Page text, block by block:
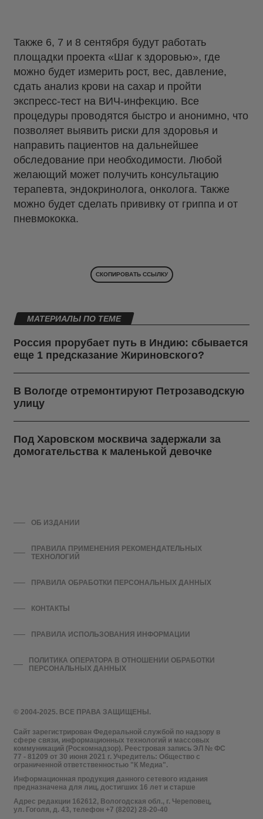
Также 6, 7 и 8 сентября будут работать
площадки проекта «Шаг к здоровью», где
можно будет измерить рост, вес, давление,
сдать анализ крови на сахар и пройти
экспресс-тест на ВИЧ-инфекцию. Все
процедуры проводятся быстро и анонимно, что
позволяет выявить риски для здоровья и
направить пациентов на дальнейшее
обследование при необходимости. Любой
желающий может получить консультацию
терапевта, эндокринолога, онколога. Также
можно будет сделать прививку от гриппа и от
пневмококка.
СКОПИРОВАТЬ ССЫЛКУ
МАТЕРИАЛЫ ПО ТЕМЕ
Россия прорубает путь в Индию: сбывается
еще 1 предсказание Жириновского?
В Вологде отремонтируют Петрозаводскую
улицу
Под Харовском москвича задержали за
домогательства к маленькой девочке
© 2004-2025. ВСЕ ПРАВА ЗАЩИЩЕНЫ.
Сайт зарегистрирован Федеральной службой по надзору в
сфере связи, информационных технологий и массовых
коммуникаций (Роскомнадзор). Реестровая запись ЭЛ № ФС
77 - 81209 от 30 июня 2021 г. Учредитель: Общество с
ограниченной ответственностью "К Медиа".
Информационная продукция данного сетевого издания
предназначена для лиц, достигших 16 лет и старше
Адрес редакции 162612, Вологодская обл., г. Череповец,
ул. Гоголя, д. 43, телефон +7 (8202) 28-20-40
ОБ ИЗДАНИИ
ПРАВИЛА ПРИМЕНЕНИЯ РЕКОМЕНДАТЕЛЬНЫХ
ТЕХНОЛОГИЙ
ПРАВИЛА ОБРАБОТКИ ПЕРСОНАЛЬНЫХ ДАННЫХ
КОНТАКТЫ
ПРАВИЛА ИСПОЛЬЗОВАНИЯ ИНФОРМАЦИИ
ПОЛИТИКА ОПЕРАТОРА В ОТНОШЕНИИ ОБРАБОТКИ
ПЕРСОНАЛЬНЫХ ДАННЫХ